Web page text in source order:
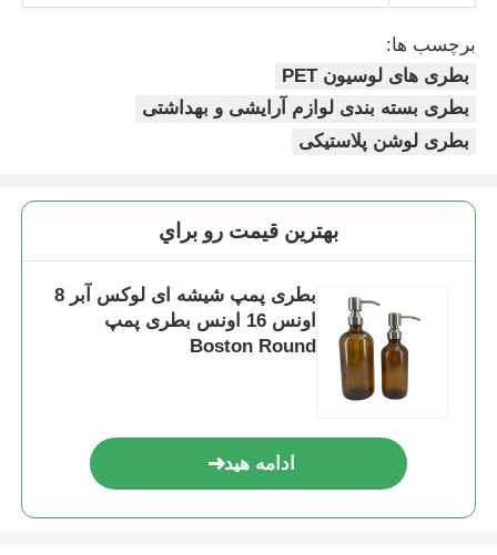
کلاه پلاستیکی
پمپ لوسیون پیچ
پمپ قفل چپ راست
پمپ لوشن کلپ لاک
پمپ شربت خوری
مه پاش خوب
برچسب ها:
بطری های لوسیون PET
بطری بسته بندی لوازم آرایشی و بهداشتی
بطری لوشن پلاستیکی
بهترين قيمت رو براي
بطری پمپ شیشه ای لوکس آبر 8
اونس 16 اونس بطری پمپ
Boston Round
ادامه هید